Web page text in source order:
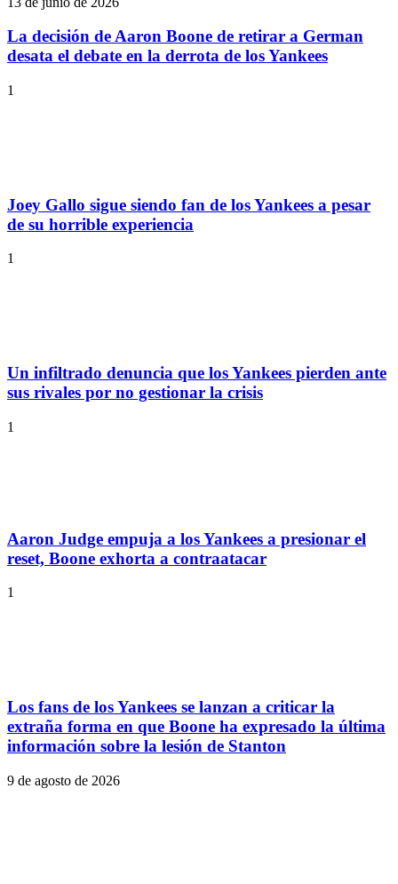
La decisión de Aaron Boone de retirar a German
desata el debate en la derrota de los Yankees
1
Joey Gallo sigue siendo fan de los Yankees a pesar
de su horrible experiencia
1
Un infiltrado denuncia que los Yankees pierden ante
sus rivales por no gestionar la crisis
1
Aaron Judge empuja a los Yankees a presionar el
reset, Boone exhorta a contraatacar
1
Los fans de los Yankees se lanzan a criticar la
extraña forma en que Boone ha expresado la última
información sobre la lesión de Stanton
9 de agosto de 2026